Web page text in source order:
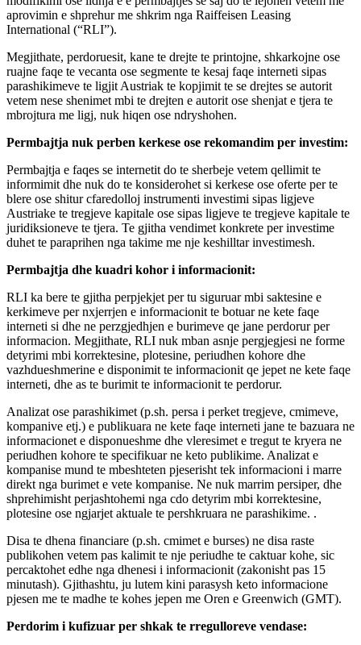
aprovimin e shprehur me shkrim nga Raiffeisen Leasing
International (“RLI”).
Megjithate, perdoruesit, kane te drejte te printojne, shkarkojne ose
ruajne faqe te vecanta ose segmente te kesaj faqe interneti sipas
parashikimeve te ligjit Austriak te kopjimit te se drejtes se autorit
vetem nese shenimet mbi te drejten e autorit ose shenjat e tjera te
mbrojtura me ligj, nuk hiqen ose ndryshohen.
Permbajtja nuk perben kerkese ose rekomandim per investim:
Permbajtja e faqes se internetit do te sherbeje vetem qellimit te
informimit dhe nuk do te konsiderohet si kerkese ose oferte per te
blere ose shitur cfaredolloj instrumenti investimi sipas ligjeve
Austriake te tregjeve kapitale ose sipas ligjeve te tregjeve kapitale te
juridiksioneve te tjera. Te gjitha vendimet konkrete per investime
duhet te paraprihen nga takime me nje keshilltar investimesh.
Permbajtja dhe kuadri kohor i informacionit:
RLI ka bere te gjitha perpjekjet per tu siguruar mbi saktesine e
kerkimeve per nxjerrjen e informacionit te botuar ne kete faqe
interneti si dhe ne perzgjedhjen e burimeve qe jane perdorur per
informacion. Megjithate, RLI nuk mban asnje pergjegjesi ne forme
detyrimi mbi korrektesine, plotesine, periudhen kohore dhe
vazhdueshmerine e disponimit te informacionit qe jepet ne kete faqe
interneti, dhe as te burimit te informacionit te perdorur.
Analizat ose parashikimet (p.sh. persa i perket tregjeve, cmimeve,
kompanive etj.) e publikuara ne kete faqe interneti jane te bazuara ne
informacionet e disponueshme dhe vleresimet e tregut te kryera ne
periudhen kohore te specifikuar ne keto publikime. Analizat e
kompanise mund te mbeshteten pjeserisht tek informacioni i marre
direkt nga burimet e vete kompanise. Ne nuk marrim persiper, dhe
shprehimisht perjashtohemi nga cdo detyrim mbi korrektesine,
plotesine ose ngjarjet aktuale te pershkruara ne parashikime. .
Disa te dhena financiare (p.sh. cmimet e burses) ne disa raste
publikohen vetem pas kalimit te nje periudhe te caktuar kohe, sic
percaktohet edhe nga dhenesi i informacionit (zakonisht pas 15
minutash). Gjithashtu, ju lutem kini parasysh keto informacione
pjesen me te madhe te kohes jepen me Oren e Greenwich (GMT).
Perdorim i kufizuar per shkak te rregulloreve vendase: